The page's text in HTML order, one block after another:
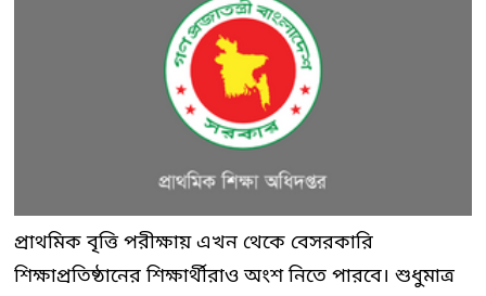
প্রাথমিক বৃত্তি পরীক্ষায় এখন থেকে বেসরকারি
শিক্ষাপ্রতিষ্ঠানের শিক্ষার্থীরাও অংশ নিতে পারবে। শুধুমাত্র